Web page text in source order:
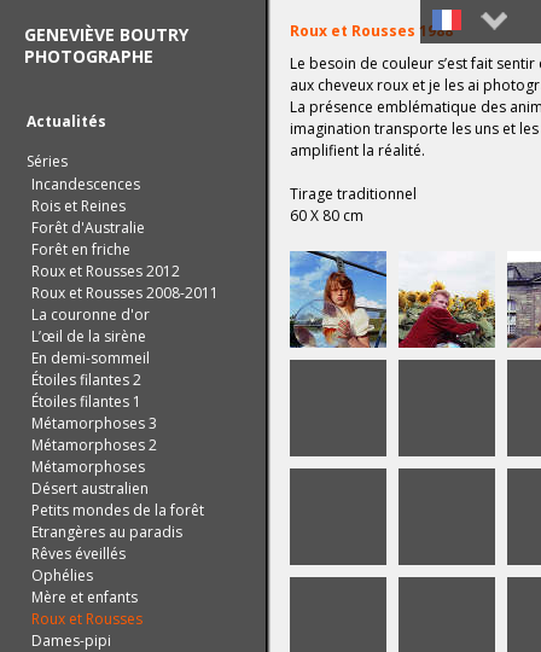
Roux et Rousses 1988
Le besoin de couleur s’est fait
aux cheveux roux et je les ai
La présence emblématique des
imagination transporte les uns et
amplifient la réalité.
Tirage traditionnel
60 X 80 cm
GENEVIÈVE BOUTRY
PHOTOGRAPHE
Actualités
Séries
Incandescences
Rois et Reines
Forêt d'Australie
Forêt en friche
Roux et Rousses 2012
Roux et Rousses 2008-2011
La couronne d'or
L’œil de la sirène
En demi-sommeil
Étoiles filantes 2
Étoiles filantes 1
Métamorphoses 3
Métamorphoses 2
Métamorphoses
Désert australien
Petits mondes de la forêt
Etrangères au paradis
Rêves éveillés
Ophélies
Mère et enfants
Roux et Rousses
Dames-pipi
Français
English